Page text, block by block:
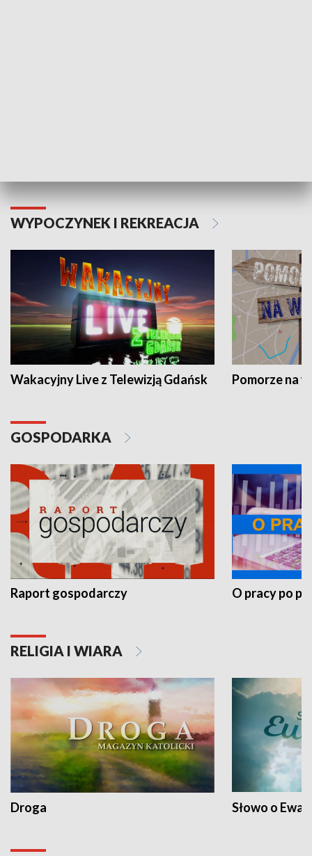
WYPOCZYNEK I REKREACJA
Wakacyjny Live z Telewizją Gdańsk Pomorze na
GOSPODARKA
Raport gospodarczy O pracy po
RELIGIA I WIARA
Droga Słowo o